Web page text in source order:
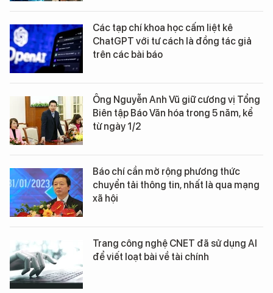
Các tạp chí khoa học cấm liệt kê
ChatGPT với tư cách là đồng tác giả
trên các bài báo
Ông Nguyễn Anh Vũ giữ cương vị Tổng
Biên tập Báo Văn hóa trong 5 năm, kể
từ ngày 1/2
Báo chí cần mở rộng phương thức
chuyển tải thông tin, nhất là qua mạng
xã hội
Trang công nghệ CNET đã sử dụng AI
để viết loạt bài về tài chính